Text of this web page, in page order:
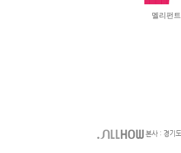
본사 : 경기